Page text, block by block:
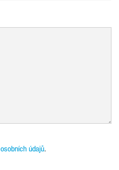
osobních údajů.